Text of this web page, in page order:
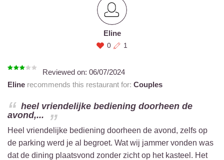
Eline
0 1
Reviewed on: 06/07/2024
Eline recommends this restaurant for: Couples
heel vriendelijke bediening doorheen de
avond,...
Heel vriendelijke bediening doorheen de avond, zelfs op
de parking werd je al begroet. Wat wij jammer vonden was
dat de dining plaatsvond zonder zicht op het kasteel. Het